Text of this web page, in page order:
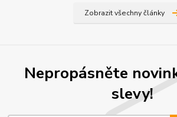
Zobrazit všechny články
Nepropásněte
slevy!